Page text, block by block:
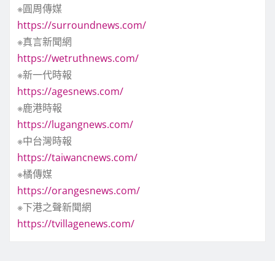
※圓周傳媒
https://surroundnews.com/
※真言新聞網
https://wetruthnews.com/
※新一代時報
https://agesnews.com/
※鹿港時報
https://lugangnews.com/
※中台灣時報
https://taiwancnews.com/
※橘傳媒
https://orangesnews.com/
※下港之聲新聞網
https://tvillagenews.com/